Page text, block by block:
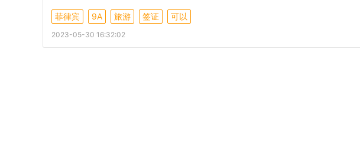
菲律宾 9A 旅游 签证 可以
2023-05-30 16:32:02